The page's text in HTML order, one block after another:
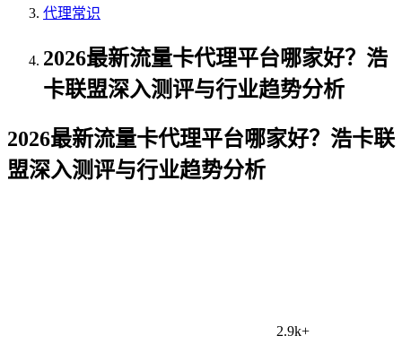
代理常识
2026最新流量卡代理平台哪家好？浩
卡联盟深入测评与行业趋势分析
2026最新流量卡代理平台哪家好？浩卡联
盟深入测评与行业趋势分析
2.9k+